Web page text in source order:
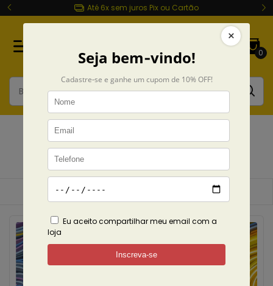
Entrega rápida Todo Brasil
0
Harry Styles
Início Coleções
breadcrumbs.musicas
breadcrumbs.Harry-Styles